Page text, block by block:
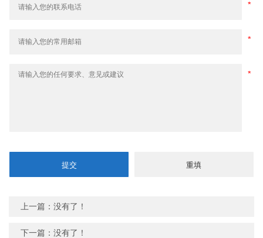
上一篇：没有了！
下一篇：没有了！